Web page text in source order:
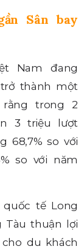
Sân bay
Nam đang
thành một
trong 2
3 triệu lượt
68,7% so với
so với năm
tế Long
Tàu thuận lợi
du khách